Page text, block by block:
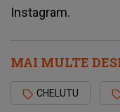
Instagram.
MAI MULTE
CHELUTU